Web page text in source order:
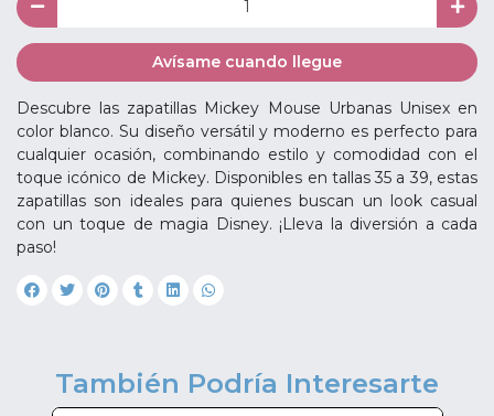
Avísame cuando llegue
Descubre las zapatillas Mickey Mouse Urbanas Unisex en
color blanco. Su diseño versátil y moderno es perfecto para
cualquier ocasión, combinando estilo y comodidad con el
toque icónico de Mickey. Disponibles en tallas 35 a 39, estas
zapatillas son ideales para quienes buscan un look casual
con un toque de magia Disney. ¡Lleva la diversión a cada
paso!
También Podría Interesarte